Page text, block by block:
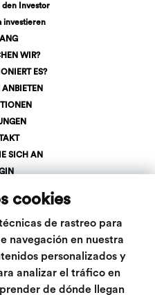
cookies
de rastreo para
navegación en nuestra
personalizados y
analizar el tráfico en
de dónde llegan
den Investor
investieren
WIR?
ES?
ANBIETEN
SICH AN
uns